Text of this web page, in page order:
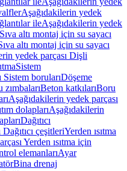
Aşağıdakilerin yedek
ileAşağıdakilerin yedek
Sıva altı montaj için su sayacı
altı montaj için su sayacı
yedek parçası Dişli
Sistem
Sistem borularıDöşeme
zımbalarıBeton katkılarıBoru
Aşağıdakilerin yedek parçası
dolaplarıAşağıdakilerin
Dağıtıcı
çeşitleriYerden ısıtma
Yerden ısıtma için
elemanlarıAyar
Bina drenaj